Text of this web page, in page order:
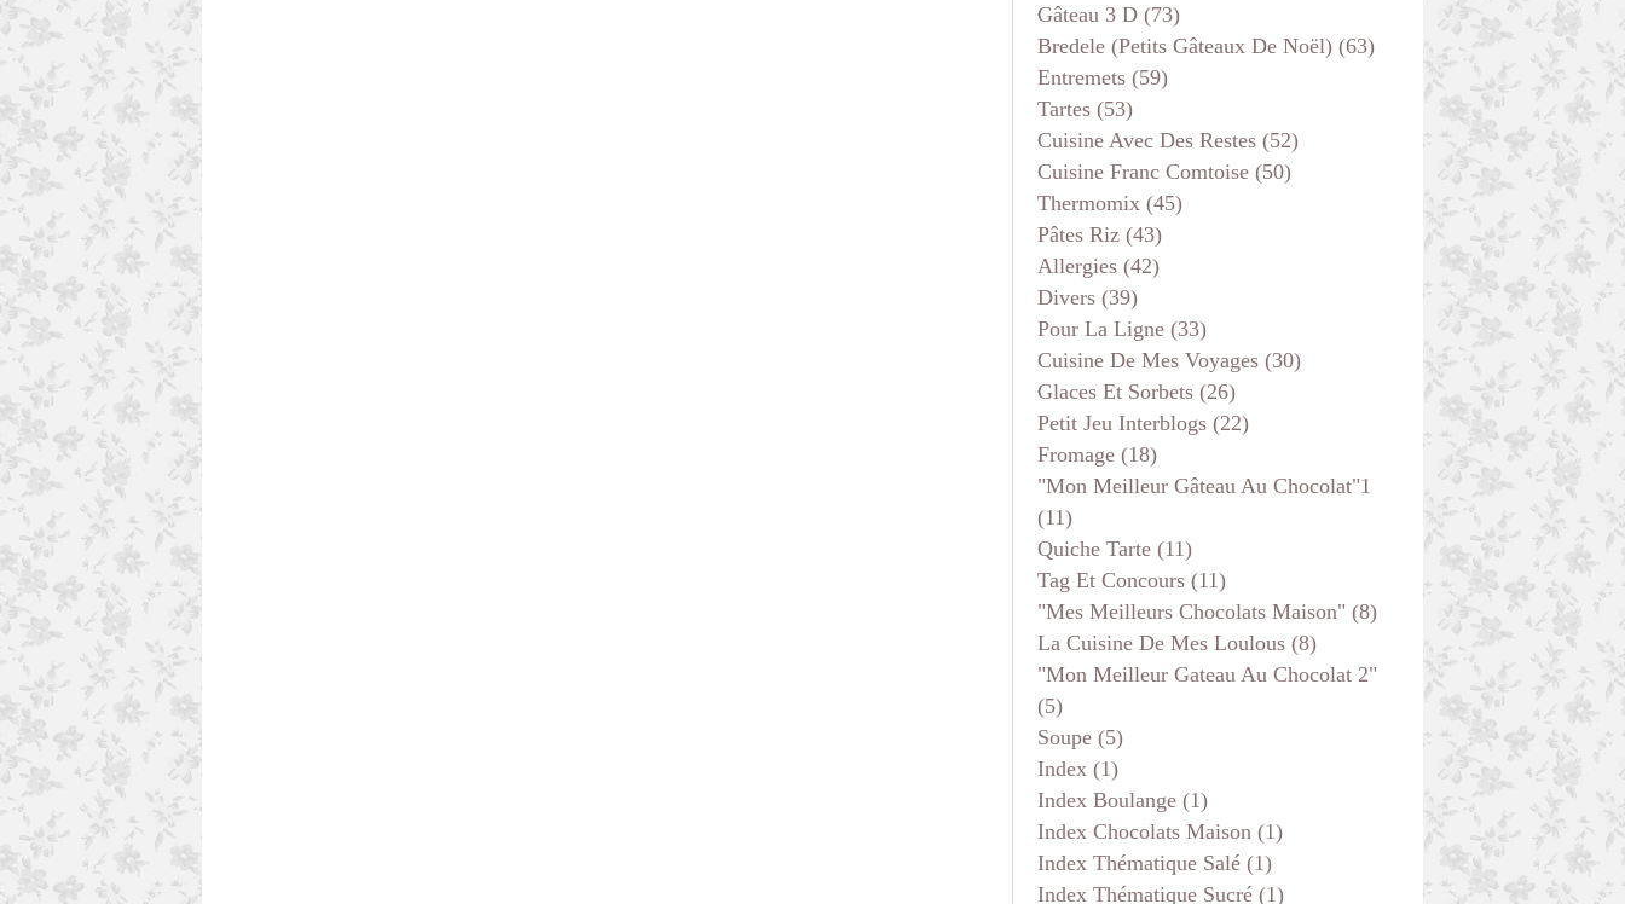
Gâteau 3 D (73)
Bredele (petits Gâteaux De Noël) (63)
Entremets (59)
Tartes (53)
Cuisine Avec Des Restes (52)
Cuisine Franc Comtoise (50)
Thermomix (45)
Pâtes Riz (43)
Allergies (42)
Divers (39)
Pour La Ligne (33)
Cuisine De Mes Voyages (30)
Glaces Et Sorbets (26)
Petit Jeu Interblogs (22)
Fromage (18)
"mon Meilleur Gâteau Au Chocolat"1
(11)
Quiche Tarte (11)
Tag Et Concours (11)
"mes Meilleurs Chocolats Maison" (8)
La Cuisine De Mes Loulous (8)
"mon Meilleur Gateau Au Chocolat 2"
(5)
Soupe (5)
Index (1)
Index Boulange (1)
Index Chocolats Maison (1)
Index Thématique Salé (1)
Index Thématique Sucré (1)